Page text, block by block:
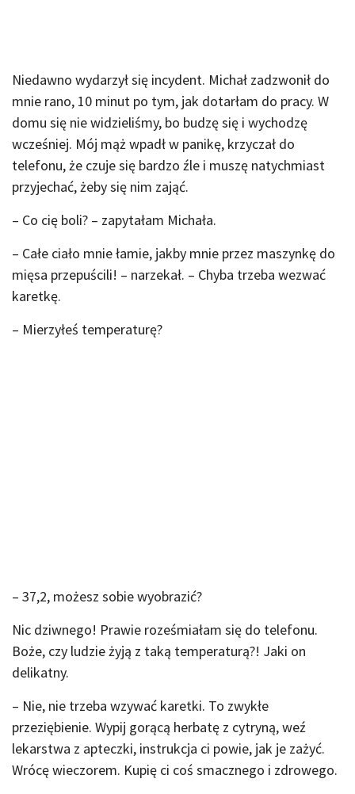
Niedawno wydarzył się incydent. Michał zadzwonił do
mnie rano, 10 minut po tym, jak dotarłam do pracy. W
domu się nie widzieliśmy, bo budzę się i wychodzę
wcześniej. Mój mąż wpadł w panikę, krzyczał do
telefonu, że czuje się bardzo źle i muszę natychmiast
przyjechać, żeby się nim zająć.
– Co cię boli? – zapytałam Michała.
– Całe ciało mnie łamie, jakby mnie przez maszynkę do
mięsa przepuścili! – narzekał. – Chyba trzeba wezwać
karetkę.
– Mierzyłeś temperaturę?
– 37,2, możesz sobie wyobrazić?
Nic dziwnego! Prawie roześmiałam się do telefonu.
Boże, czy ludzie żyją z taką temperaturą?! Jaki on
delikatny.
– Nie, nie trzeba wzywać karetki. To zwykłe
przeziębienie. Wypij gorącą herbatę z cytryną, weź
lekarstwa z apteczki, instrukcja ci powie, jak je zażyć.
Wrócę wieczorem. Kupię ci coś smacznego i zdrowego.